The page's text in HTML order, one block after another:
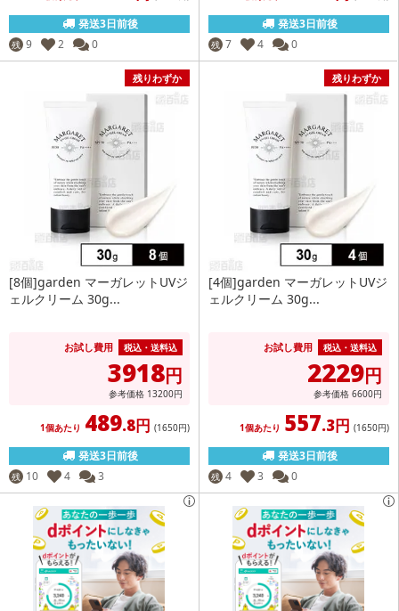
発送3日前後
残 9 2 0
発送3日前後
残 7 4 0
残りわずか
[8個]garden マーガレットUVジ
ェルクリーム 30g...
お試し費用 税込・送料込
3918円
参考価格 13200円
1個あたり 489.8円 (1650円)
発送3日前後
残 10 4 3
残りわずか
[4個]garden マーガレットUVジ
ェルクリーム 30g...
お試し費用 税込・送料込
2229円
参考価格 6600円
1個あたり 557.3円 (1650円)
発送3日前後
残 4 3 0